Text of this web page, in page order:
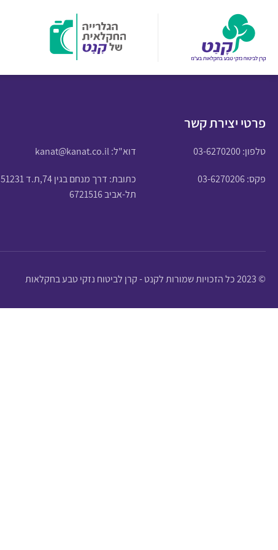
פרטי יצירת קשר
טלפון:03-6270200 דוא"ל:kanat@kanat.co.il
פקס: 03-6270206
כתובת: דרך מנחם בגין 74,ת.ד 51231
תל-אביב 6721516
© 2023 כל הזכויות שמורות לקנט - קרן לביטוח נזקי טבע בחקלאות